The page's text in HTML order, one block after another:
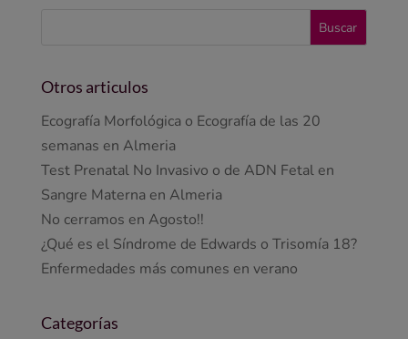
Otros articulos
Ecografía Morfológica o Ecografía de las 20
semanas en Almeria
Test Prenatal No Invasivo o de ADN Fetal en
Sangre Materna en Almeria
No cerramos en Agosto!!
¿Qué es el Síndrome de Edwards o Trisomía 18?
Enfermedades más comunes en verano
Categorías